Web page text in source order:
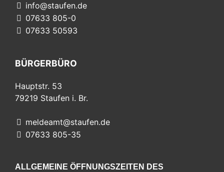
info@staufen.de
07633 805-0
07633 50593
BÜRGERBÜRO
Hauptstr. 53
79219 Staufen i. Br.
meldeamt@staufen.de
07633 805-35
ALLGEMEINE ÖFFNUNGSZEITEN DES